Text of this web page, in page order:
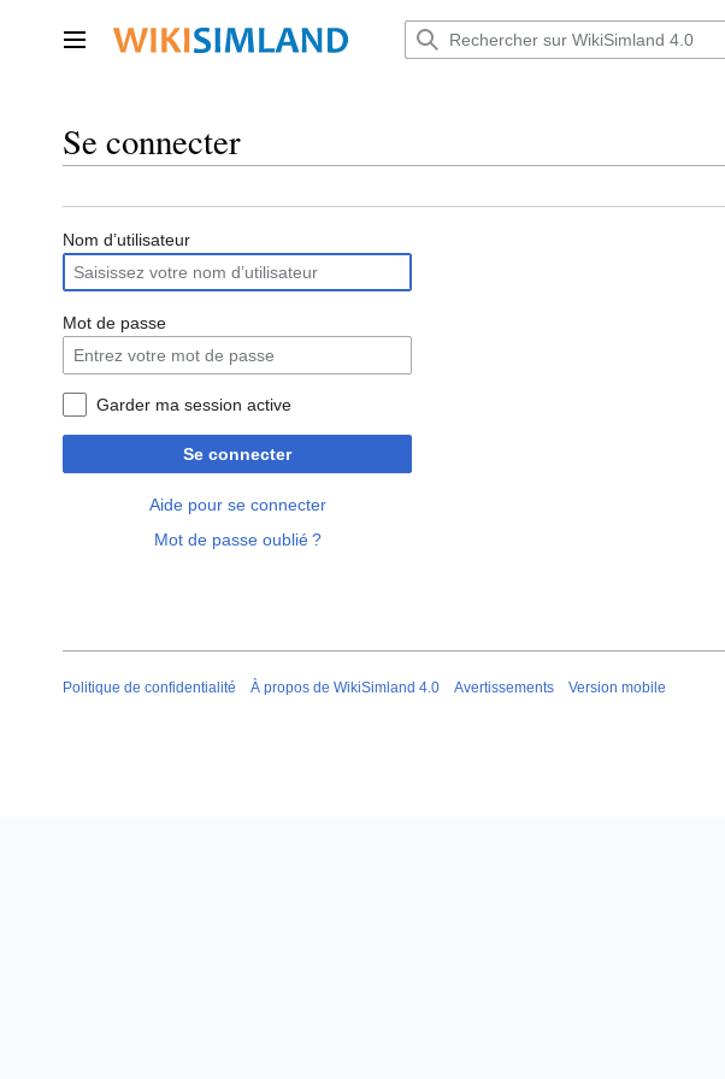
contenu Menu principal
Se connecter
Nom d’utilisateur
Mot de passe
Garder ma session active
Se connecter
Aide pour se connecter
Mot de passe oublié ?
Politique de confidentialité À propos de WikiSimland 4.0 Avertissements Version mobile